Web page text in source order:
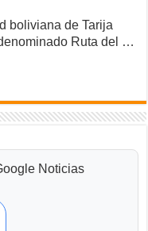
boliviana de Tarija
Ruta del …
Noticias